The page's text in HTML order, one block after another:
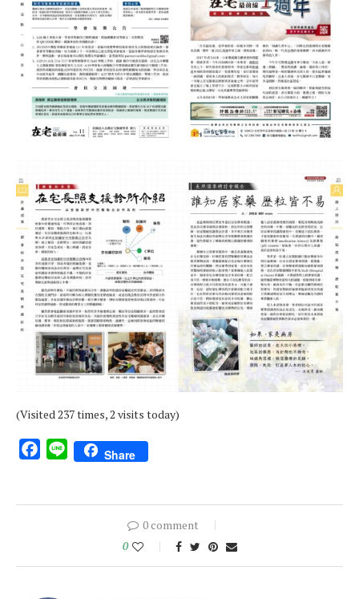
(Visited 237 times, 2 visits today)
Facebook
Line Share
0 comment
0